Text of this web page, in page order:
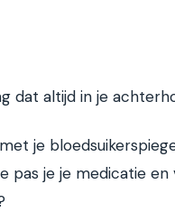
dat altijd in je
je
pas je je medicatie